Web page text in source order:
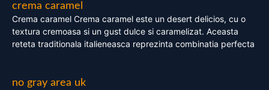
crema caramel
Crema caramel Crema caramel este un desert delicios, cu o
textura cremoasa si un gust dulce si caramelizat. Aceasta
reteta traditionala italieneasca reprezinta combinatia perfecta
no gray area uk